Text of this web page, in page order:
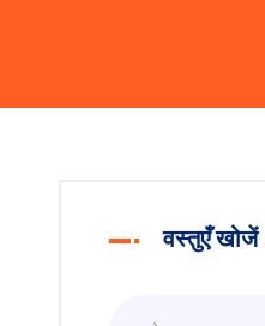
वस्तुएँ खोजें